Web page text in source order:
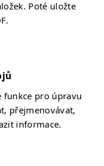
Poté uložte
funkce pro úpravu
přejmenovávat,
informace.